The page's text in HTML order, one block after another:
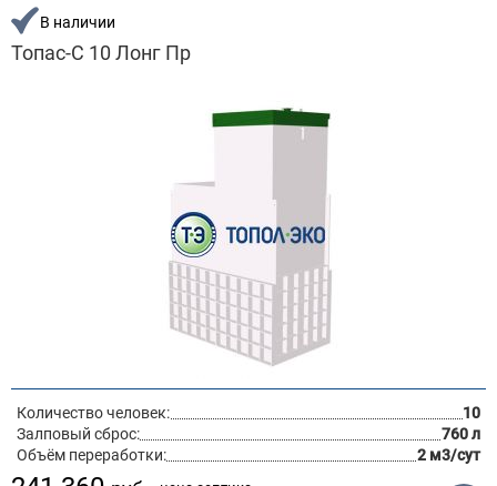
В наличии
Топас-С 10 Лонг Пр
Количество человек:
10
Залповый сброс:
760 л
Объём переработки:
2 м3/сут